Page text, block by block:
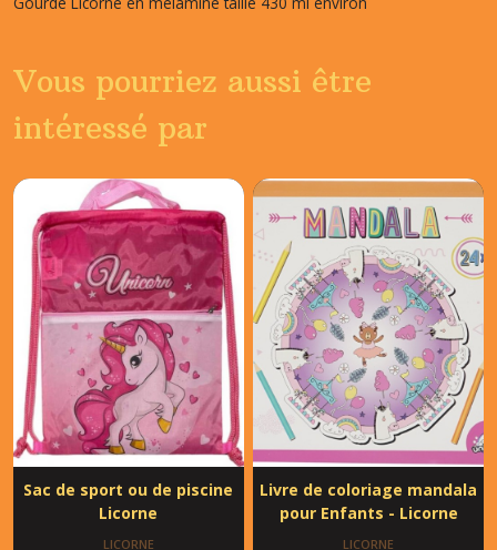
Vous pourriez aussi être
intéressé par
Sac de sport ou de piscine
Licorne
LICORNE
Livre de coloriage mandala
pour Enfants - Licorne
LICORNE